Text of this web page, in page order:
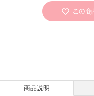
商品説明